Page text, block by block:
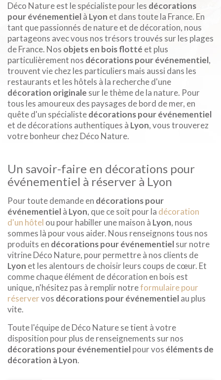
Déco Nature est le spécialiste pour les décorations
pour événementielà Lyon et dans toute la France. En
tant que passionnés de nature et de décoration, nous
partageons avec vous nos trésors trouvés sur les plages
de France. Nos objets en bois flotté et plus
particulièrement nos décorations pour événementiel,
trouvent vie chez les particuliers mais aussi dans les
restaurants et les hôtels à la recherche d'une
décoration originale sur le thème de la nature. Pour
tous les amoureux des paysages de bord de mer, en
quête d'un spécialistedécorations pour événementiel
et de décorations authentiques à Lyon, vous trouverez
votre bonheur chez Déco Nature.
Un savoir-faire en décorations pour
événementiel à réserver à Lyon
Pour toute demande en décorations pour
événementielà Lyon, que ce soit pour la décoration
d'un hôtel ou pour habiller une maison à Lyon, nous
sommes là pour vous aider. Nous renseignons tous nos
produits en décorations pour événementielsur notre
vitrine Déco Nature, pour permettre à nos clients de
Lyon et les alentours de choisir leurs coups de cœur. Et
comme chaque élément de décoration en bois est
unique, n'hésitez pas à remplir notreformulaire pour
réservervos décorations pour événementielau plus
vite.
Toute l'équipe de Déco Nature se tient à votre
disposition pour plus de renseignements sur nos
décorations pour événementielpour vos éléments de
décoration à Lyon.